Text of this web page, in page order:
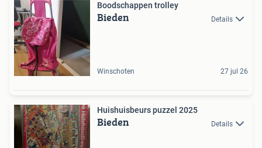
Boodschappen trolley
Bieden Details
Winschoten 27 jul 26
Huishuisbeurs puzzel 2025
Bieden Details